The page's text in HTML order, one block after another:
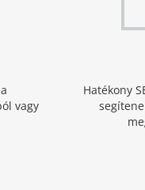
vagy
Hatékony